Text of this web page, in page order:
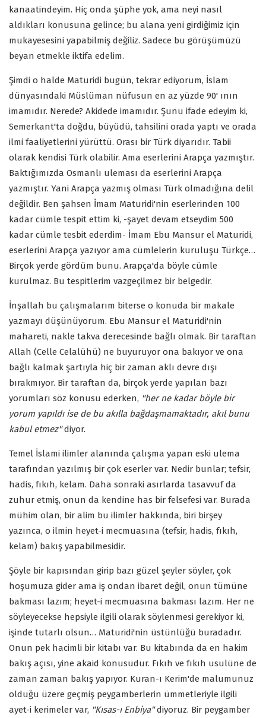
kanaatindeyim. Hiç onda şüphe yok, ama neyi nasıl
aldıkları konusuna gelince; bu alana yeni girdiğimiz için
mukayesesini yapabilmiş değiliz. Sadece bu görüşümüzü
beyan etmekle iktifa edelim.
Şimdi o halde Maturidi bugün, tekrar ediyorum, İslam
dünyasındaki Müslüman nüfusun en az yüzde 90' ının
imamıdır. Nerede? Akidede imamıdır. Şunu ifade edeyim ki,
Semerkant'ta doğdu, büyüdü, tahsilini orada yaptı ve orada
ilmi faaliyetlerini yürüttü. Orası bir Türk diyarıdır. Tabii
olarak kendisi Türk olabilir. Ama eserlerini Arapça yazmıştır.
Baktığımızda Osmanlı uleması da eserlerini Arapça
yazmıştır. Yani Arapça yazmış olması Türk olmadığına delil
değildir. Ben şahsen İmam Maturidi'nin eserlerinden 100
kadar cümle tespit ettim ki, -şayet devam etseydim 500
kadar cümle tesbit ederdim- İmam Ebu Mansur el Maturidi,
eserlerini Arapça yazıyor ama cümlelerin kuruluşu Türkçe…
Birçok yerde gördüm bunu. Arapça'da böyle cümle
kurulmaz. Bu tespitlerim vazgeçilmez bir belgedir.
İnşallah bu çalışmalarım biterse o konuda bir makale
yazmayı düşünüyorum. Ebu Mansur el Maturidi'nin
mahareti, nakle takva derecesinde bağlı olmak. Bir taraftan
Allah (Celle Celalühü) ne buyuruyor ona bakıyor ve ona
bağlı kalmak şartıyla hiç bir zaman aklı devre dışı
bırakmıyor. Bir taraftan da, birçok yerde yapılan bazı
yorumları söz konusu ederken, "her ne kadar böyle bir
yorum yapıldı ise de bu akılla bağdaşmamaktadır, akıl bunu
kabul etmez"diyor.
Temel İslami ilimler alanında çalışma yapan eski ulema
tarafından yazılmış bir çok eserler var. Nedir bunlar; tefsir,
hadis, fıkıh, kelam. Daha sonraki asırlarda tasavvuf da
zuhur etmiş, onun da kendine has bir felsefesi var. Burada
mühim olan, bir alim bu ilimler hakkında, biri birşey
yazınca, o ilmin heyet-i mecmuasına (tefsir, hadis, fıkıh,
kelam) bakış yapabilmesidir.
Şöyle bir kapısından girip bazı güzel şeyler söyler, çok
hoşumuza gider ama iş ondan ibaret değil, onun tümüne
bakması lazım; heyet-i mecmuasına bakması lazım. Her ne
söyleyecekse hepsiyle ilgili olarak söylenmesi gerekiyor ki,
işinde tutarlı olsun… Maturidi'nin üstünlüğü buradadır.
Onun pek hacimli bir kitabı var. Bu kitabında da en hakim
bakış açısı, yine akaid konusudur. Fıkıh ve fıkıh usulüne de
zaman zaman bakış yapıyor. Kuran-ı Kerim'de malumunuz
olduğu üzere geçmiş peygamberlerin ümmetleriyle ilgili
ayet-i kerimeler var, "Kısas-ı Enbiya"diyoruz. Bir peygamber